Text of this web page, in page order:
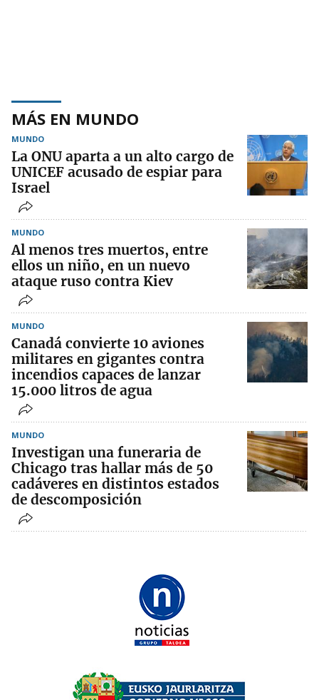
MÁS EN MUNDO
MUNDO
La ONU aparta a un alto cargo de
UNICEF acusado de espiar para
Israel
MUNDO
Al menos tres muertos, entre
ellos un niño, en un nuevo
ataque ruso contra Kiev
MUNDO
Canadá convierte 10 aviones
militares en gigantes contra
incendios capaces de lanzar
15.000 litros de agua
MUNDO
Investigan una funeraria de
Chicago tras hallar más de 50
cadáveres en distintos estados
de descomposición